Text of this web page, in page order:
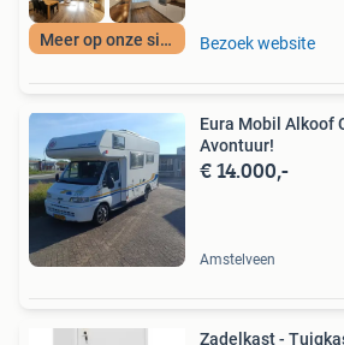
Meer op onze site Bezoek website
Eura Mobil Alkoof
Avontuur!
€ 14.000,-
Amstelveen
Zadelkast -